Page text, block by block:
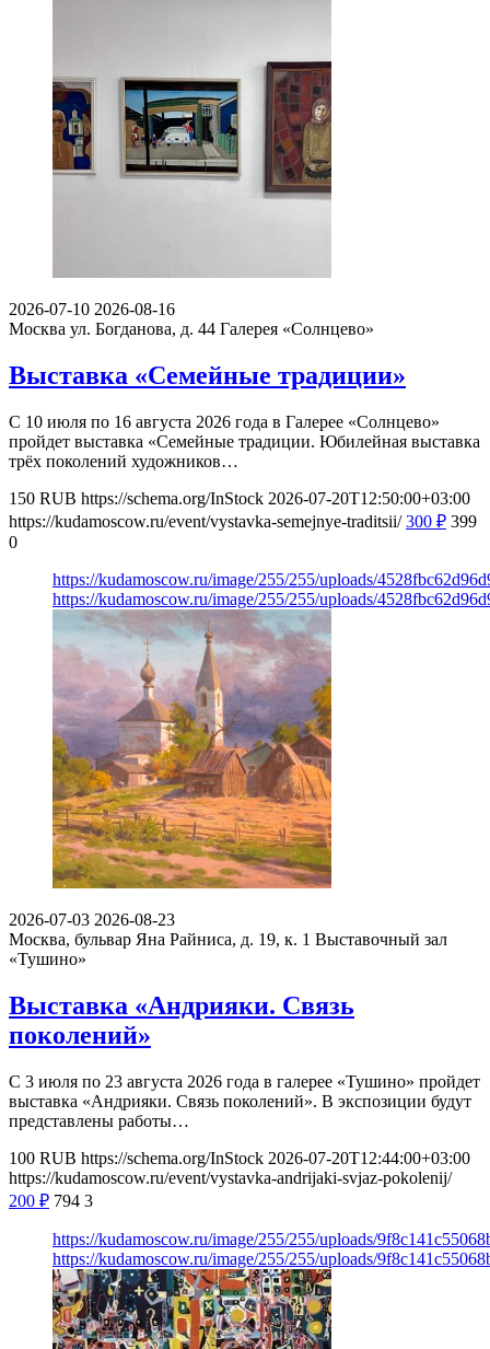
2026-07-10 2026-08-16
Москва ул. Богданова, д. 44 Галерея «Солнцево»
Выставка «Семейные традиции»
С 10 июля по 16 августа 2026 года в Галерее «Солнцево»
пройдет выставка «Семейные традиции. Юбилейная выставка
трёх поколений художников…
150 RUB https://schema.org/InStock 2026-07-20T12:50:00+03:00
https://kudamoscow.ru/event/vystavka-semejnye-traditsii/ 300 ₽ 399
0
https://kudamoscow.ru/image/255/255/uploads/
https://kudamoscow.ru/image/255/255/uploads/
2026-07-03 2026-08-23
Москва, бульвар Яна Райниса, д. 19, к. 1 Выставочный зал
«Тушино»
Выставка «Андрияки. Связь
поколений»
С 3 июля по 23 августа 2026 года в галерее «Тушино» пройдет
выставка «Андрияки. Связь поколений». В экспозиции будут
представлены работы…
100 RUB https://schema.org/InStock 2026-07-20T12:44:00+03:00
https://kudamoscow.ru/event/vystavka-andrijaki-svjaz-pokolenij/
200 ₽ 794 3
https://kudamoscow.ru/image/255/255/uploads/
https://kudamoscow.ru/image/255/255/uploads/